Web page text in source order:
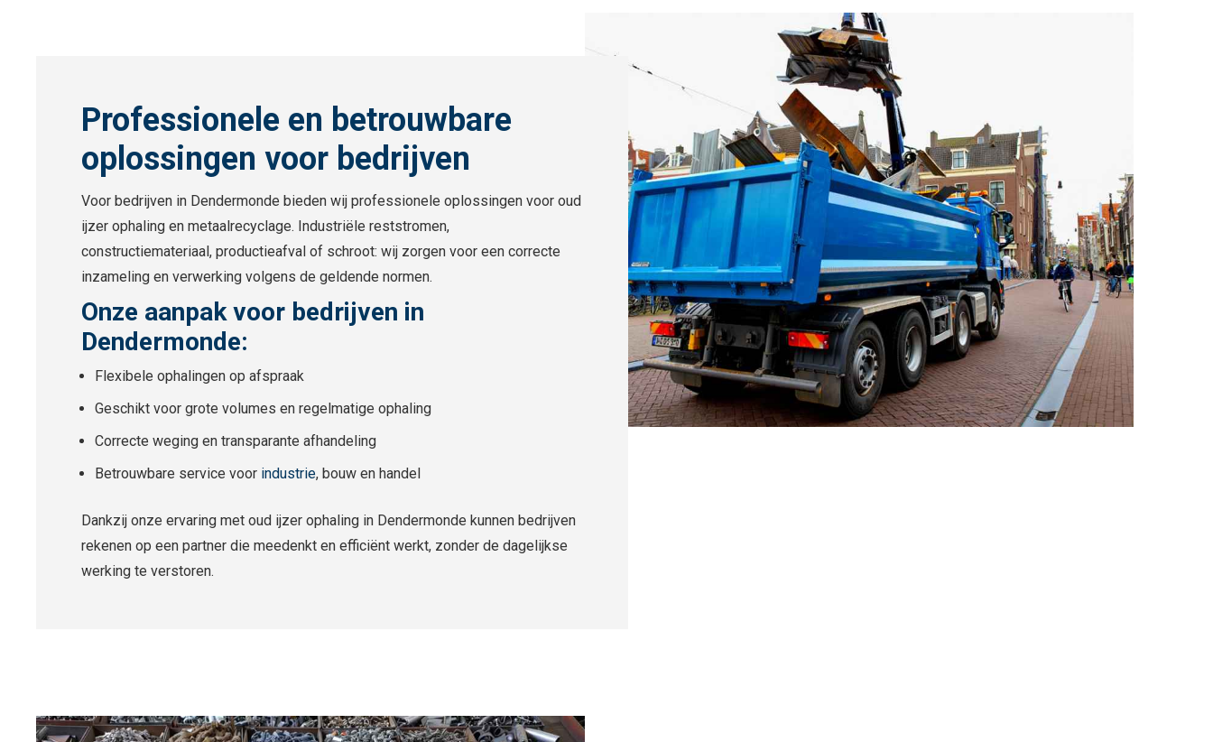
Professionele en betrouwbare
oplossingen voor bedrijven
Voor bedrijven in Dendermonde bieden wij professionele oplossingen voor oud
ijzer ophaling en metaalrecyclage. Industriële reststromen,
constructiemateriaal, productieafval of schroot: wij zorgen voor een correcte
inzameling en verwerking volgens de geldende normen.
Onze aanpak voor bedrijven in
Dendermonde:
Flexibele ophalingen op afspraak
Geschikt voor grote volumes en regelmatige ophaling
Correcte weging en transparante afhandeling
Betrouwbare service voor industrie, bouw en handel
Dankzij onze ervaring met oud ijzer ophaling in Dendermonde kunnen bedrijven
rekenen op een partner die meedenkt en efficiënt werkt, zonder de dagelijkse
werking te verstoren.